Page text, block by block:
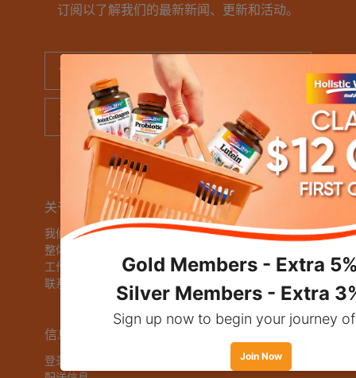
订阅以了解我们的最新新闻、更新和活动。
关于我们
我们的创始人
整体方法
工作机会
联系我们
快速链接
商店
我们的故事
健康中心
奖励
评论
信息
登录